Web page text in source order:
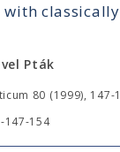
Pták
80 (1999), 147-
147-154